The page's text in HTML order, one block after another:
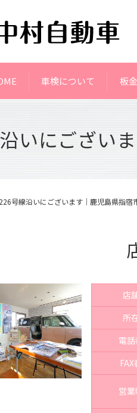
車検について 板
いにござい
号線沿いにございます｜鹿児島県指宿
店
所
電
営